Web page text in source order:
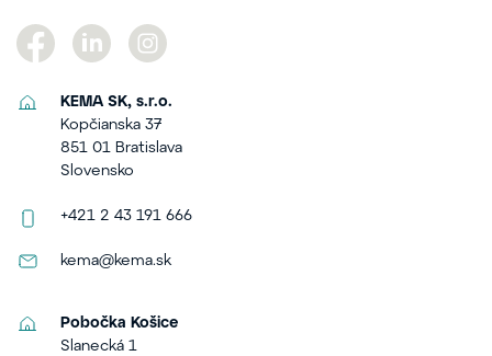
KEMA SK, s.r.o.
Kopčianska 37
851 01 Bratislava
Slovensko
+421 2 43 191 666
kema@kema.sk
Pobočka Košice
Slanecká 1